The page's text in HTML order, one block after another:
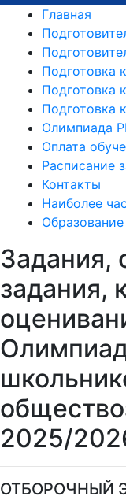
Главная
Подготовка
Подготовка
Подготовка
Олимпиада
Оплата
Расписание
Контакты
Наиболее
Задания,
задания,
2025/
ОТБОРОЧНЫЙ